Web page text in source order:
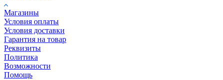
Магазины
Условия оплаты
Условия доставки
Гарантия на товар
Реквизиты
Политика
Возможности
Помощь